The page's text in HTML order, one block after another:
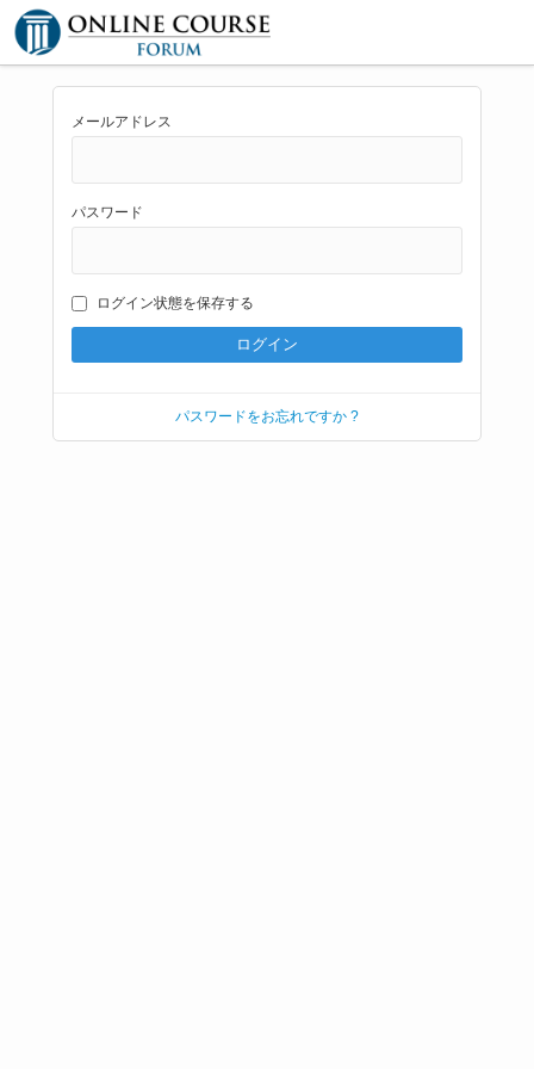
メールアドレス
パスワード
ログイン状態を保存する
パスワードをお忘れですか ?